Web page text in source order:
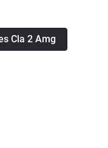
à le sortir
rouler 1H sans
Cla 2 Amg